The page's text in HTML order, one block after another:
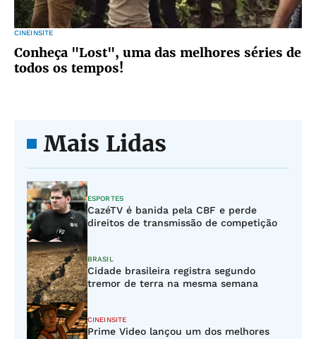
CINEINSITE
Conheça "Lost", uma das melhores séries de
todos os tempos!
Mais Lidas
ESPORTES
CazéTV é banida pela CBF e perde
direitos de transmissão de competição
BRASIL
Cidade brasileira registra segundo
tremor de terra na mesma semana
CINEINSITE
Prime Video lançou um dos melhores